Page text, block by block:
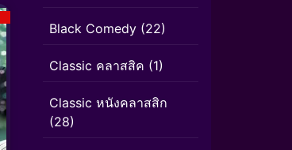
Black Comedy (22)
Classic คลาสสิค (1)
Classic หนังคลาสสิก
(28)